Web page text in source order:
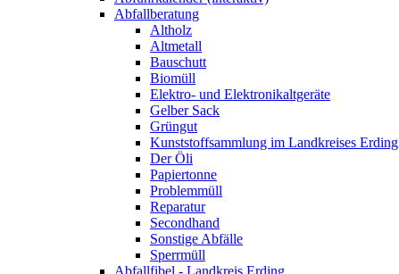
Abfallberatung
Altholz
Altmetall
Bauschutt
Biomüll
Elektro- und Elektronikaltgeräte
Gelber Sack
Grüngut
Kunststoffsammlung im Landkreises Erding
Der Öli
Papiertonne
Problemmüll
Reparatur
Secondhand
Sonstige Abfälle
Sperrmüll
Abfallfibel - Landkreis Erding